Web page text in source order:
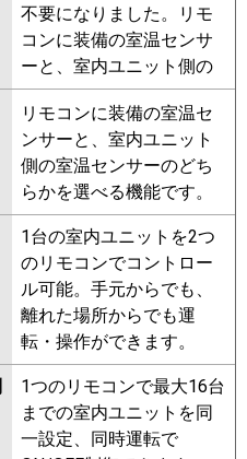
不要になりました。リモ
コンに装備の室温センサ
ーと、室内ユニット側の
リモコンに装備の室温セ
ンサーと、室内ユニット
側の室温センサーのどち
らかを選べる機能です。
1台の室内ユニットを2つ
のリモコンでコントロー
ル可能。手元からでも、
離れた場所からでも運
転・操作ができます。
1つのリモコンで最大16台
までの室内ユニットを同
一設定、同時運転で